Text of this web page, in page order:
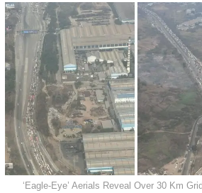
‘Eagle-Eye’ Aerials Reveal Over 30 Km